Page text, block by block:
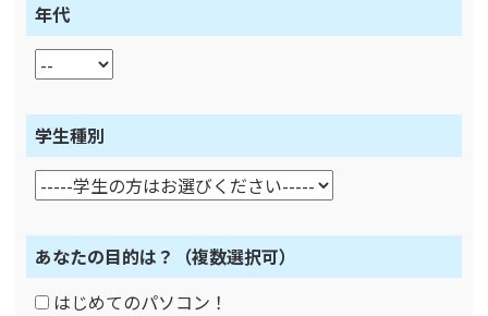
年代
学生種別
あなたの目的は？
（複数選択可）
はじめてのパソコン！